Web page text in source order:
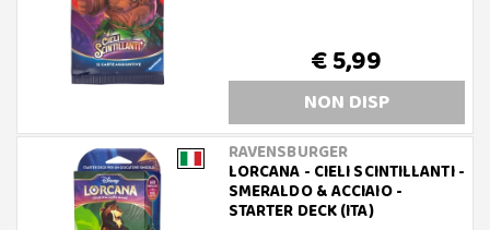
€ 5,99
NON DISP
RAVENSBURGER
LORCANA - CIELI SCINTILLANTI -
SMERALDO & ACCIAIO -
STARTER DECK (ITA)